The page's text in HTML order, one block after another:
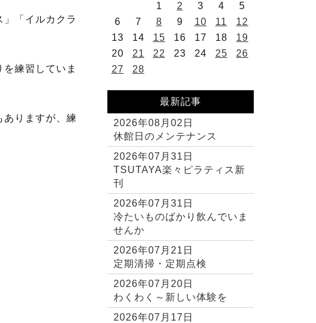
「イルカクラ
練習していま
りますが、練
1
2 3 4
5
6
7 8 9 10 11
12
13
14 15 16 17 18
19
20
21 22 23 24 25
26
27
28
最新記事
2026年08月02日
休館日のメンテナンス
2026年07月31日
TSUTAYA楽々ピラティス新
刊
2026年07月31日
冷たいものばかり飲んでいま
せんか
2026年07月21日
定期清掃・定期点検
2026年07月20日
わくわく～新しい体験を
2026年07月17日